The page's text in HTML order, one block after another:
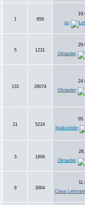
1 859
jsr
5 1231
Oktaeder
131 26074
Oktaeder
21 5224
Spätzünder
3 1606
Oktaeder
9 3004
Claus